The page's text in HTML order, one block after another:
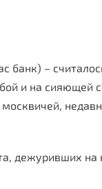
банк) –
и на сияющей
дежуривших